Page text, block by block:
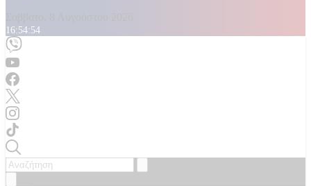
16:54:56